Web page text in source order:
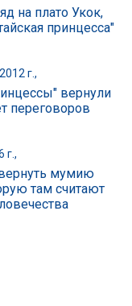
на плато Укок,
принцесса"
г.,
вернули
переговоров
г.,
мумию
там считают